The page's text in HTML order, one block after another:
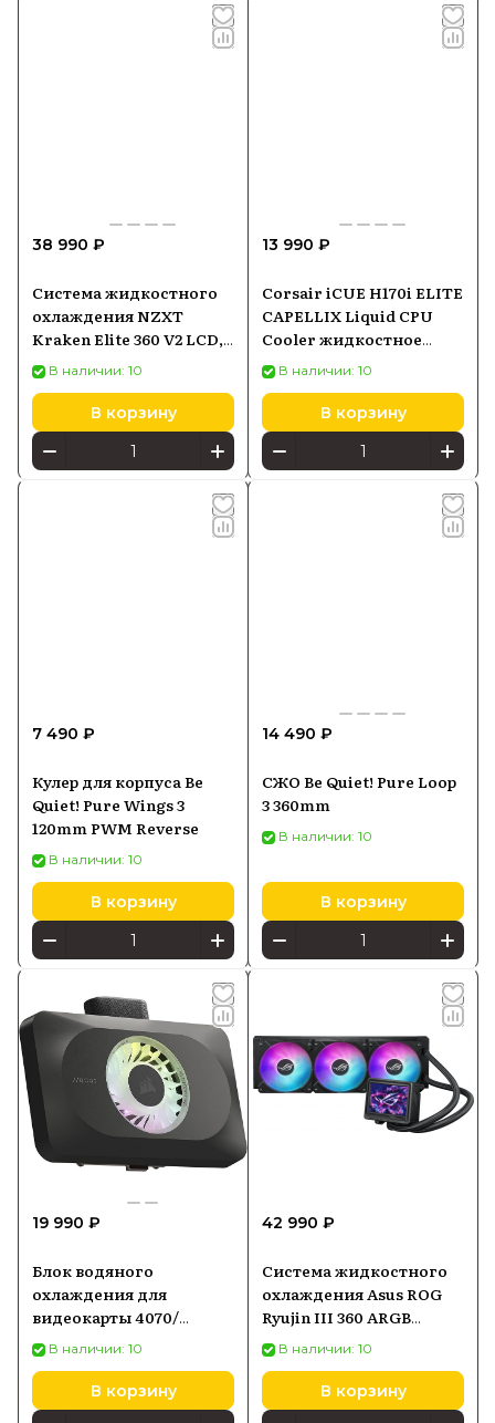
38 990 ₽
Система жидкостного
охлаждения NZXT
Kraken Elite 360 V2 LCD,
AIO 360 мм, чёрная
В наличии: 10
В корзину
13 990 ₽
Corsair iCUE H170i ELITE
CAPELLIX Liquid CPU
Cooler жидкостное
компьютерное
охлаждение CW-
9060055-WW
В наличии: 10
В корзину
7 490 ₽
Кулер для корпуса Be
Quiet! Pure Wings 3
120mm PWM Reverse
В наличии: 10
В корзину
14 490 ₽
СЖО Be Quiet! Pure Loop
3 360mm
В наличии: 10
В корзину
19 990 ₽
Блок водяного
охлаждения для
видеокарты 4070/
4070Ti Corsair Gpu Xg3
Rgb (CX9025003WW)
В наличии: 10
В корзину
42 990 ₽
Система жидкостного
охлаждения Asus ROG
Ryujin III 360 ARGB
Extreme
(90RC0131M0EAY0)
В наличии: 10
В корзину